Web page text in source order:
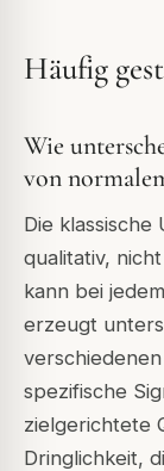
Häufig
Wie
von
Die
qualitativ,
kann bei
erzeugt
spezifische
zielgerichtete
Dringlichkeit,